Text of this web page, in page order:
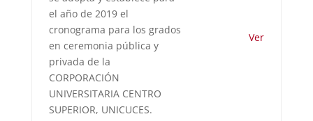
el año de 2019 el
cronograma para los grados
en ceremonia pública y
privada de la
CORPORACIÓN
UNIVERSITARIA CENTRO
SUPERIOR, UNICUCES.
Ver